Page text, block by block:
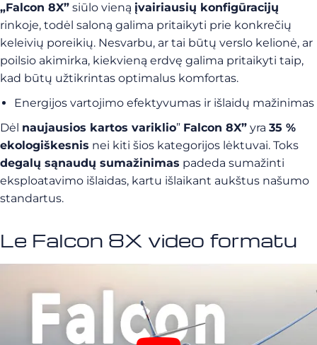
„Falcon 8X” siūlo vieną įvairiausių konfigūracijų
rinkoje, todėl saloną galima pritaikyti prie konkrečių
keleivių poreikių. Nesvarbu, ar tai būtų verslo kelionė, ar
poilsio akimirka, kiekvieną erdvę galima pritaikyti taip,
kad būtų užtikrintas optimalus komfortas.
Energijos vartojimo efektyvumas ir išlaidų mažinimas
Dėl naujausios kartos variklio” Falcon 8X” yra 35 %
ekologiškesnis nei kiti šios kategorijos lėktuvai. Toks
degalų sąnaudų sumažinimas padeda sumažinti
eksploatavimo išlaidas, kartu išlaikant aukštus našumo
standartus.
Le Falcon 8X video formatu